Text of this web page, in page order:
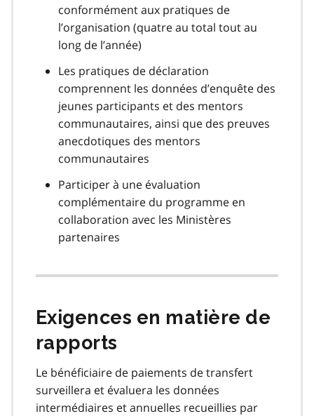
conformément aux pratiques de
l’organisation (quatre au total tout au
long de l’année)
Les pratiques de déclaration
comprennent les données d’enquête des
jeunes participants et des mentors
communautaires, ainsi que des preuves
anecdotiques des mentors
communautaires
Participer à une évaluation
complémentaire du programme en
collaboration avec les Ministères
partenaires
Exigences en matière de
rapports
Le bénéficiaire de paiements de transfert
surveillera et évaluera les données
intermédiaires et annuelles recueillies par